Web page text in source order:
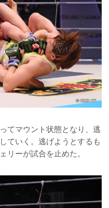
てマウント状態となり、逃
ていく。逃げようとするも
リーが試合を止めた。